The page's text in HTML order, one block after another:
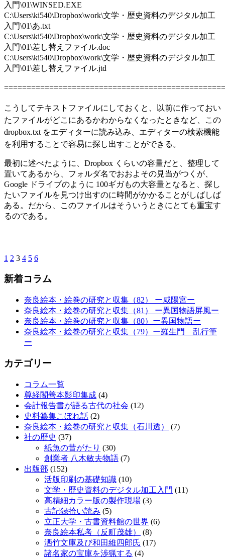
入門\01\WINSED.EXE
C:\Users\ki540\Dropbox\work\文学・歴史資料のデジタル加工
入門\01\あ.txt
C:\Users\ki540\Dropbox\work\文学・歴史資料のデジタル加工
入門\01\差し替えファイル.doc
C:\Users\ki540\Dropbox\work\文学・歴史資料のデジタル加工
入門\01\差し替えファイル.jtd
こうしてテキストファイルにしておくと、以前に作っておい
たファイルがどこにあるかわからなくなったときなど、この
dropbox.txt をエディターに読み込み、エディターの検索機能
を利用することで容易に探し出すことができる。
最初に述べたように、Dropbox くらいの容量だと、整理して
置いてあるから、フォルダ名でおおよその見当がつくが、
Google ドライブのように 100ギガもの大容量となると、探し
たいファイルを見つけ出すのに時間がかかることがしばしば
ある。だから、このファイルはそういうときにとても重宝す
るのである。
1 2 3 4 5 6
新着コラム
奈良絵本・絵巻の研究と収集（82） ー咸陽宮ー
奈良絵本・絵巻の研究と収集（81） ー異国物語屏風ー
奈良絵本・絵巻の研究と収集（80）ー異国物語ー
奈良絵本・絵巻の研究と収集（79）ー羅生門 乱行筆
ー
カテゴリー
コラム一覧
尊経閣善本影印集成 (4)
会計報告書が語る古代の社会 (12)
史料纂集こぼれ話 (2)
奈良絵本・絵巻の研究と収集（石川透）
(7)
社の歴史 (37)
紙魚の昔がたり (30)
創業者 八木敏夫物語 (7)
出版部 (152)
活版印刷の基礎知識 (10)
文学・歴史資料のデジタル加工入門 (11)
高精細カラー版の製作現場 (3)
古記録拾い読み (5)
立正大学・古書資料館の世界 (6)
奈良絵本私考（反町茂雄）
(8)
洒竹文庫及び和田維四郎氏 (17)
諸名家の宝庫を渉猟する (4)